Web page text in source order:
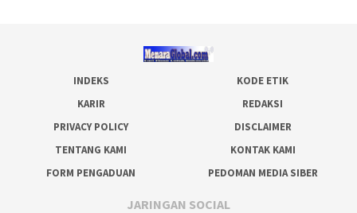
INDEKS
KODE ETIK
KARIR
REDAKSI
PRIVACY POLICY
DISCLAIMER
TENTANG KAMI
KONTAK KAMI
FORM PENGADUAN
PEDOMAN MEDIA SIBER
JARINGAN SOCIAL